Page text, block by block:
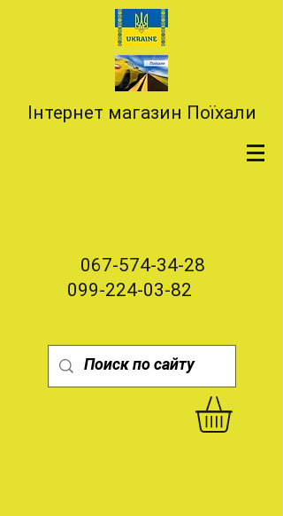
Інтернет магазин Поїхали
067-574-34-28
099-224-03-82